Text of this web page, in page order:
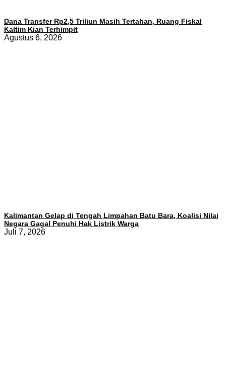
Dana Transfer Rp2,5 Triliun Masih Tertahan, Ruang Fiskal
Kaltim Kian Terhimpit
Agustus 6, 2026
Kalimantan Gelap di Tengah Limpahan Batu Bara, Koalisi Nilai
Negara Gagal Penuhi Hak Listrik Warga
Juli 7, 2026